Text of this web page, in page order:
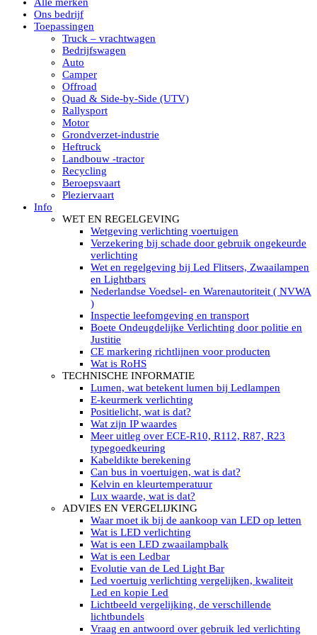
LED WERKLAMPEN
Model werklamp
Led werklamp vierkant
Led werklamp ovaal
Led werklamp kleur wit
Combinatie LED werklampen
Led achteruitrijverlichting
Led onderbouw achteruitrijlamp
Led werklamp industrieel
Led veiligheidsverlichting
Led werklamp tractor
Led werklamp ADR
Led werklamp drukwaterdicht IP69K
Led werklampen assortiment Tralert
Led breedstralers Lazer
Led werklampen in Subcategorieën
LED WERKVERLICHTING
LED’s work werklamp met accu
LED’s work werklamp portable 220V
LED’s work werklamp Hybride
Led lichtslang 220 Volt
LED’s work werklamp met statief 220V
LED’s light PRO schijnwerpers 220V
LED High Bay verlichting 220V
Subcategorieën Led werkverlichting
LED SIGNALISATIE
Led Flitsers
Werkverlichting met Led flitsers
Led zwaailampbalk
Led Multi zwaailampbalk
Led flitsbalk compact
Traffic Advisors
Led zwaailicht
Accessoires signalering
Led signalisatie in Subcategorieën
LED KOPLAMPEN GEKEURD
Led koplampen inbouw
Led koplampen opbouw
Led koplampen tractoren
Subcategorieën Led koplampen
LED ZOEKLICHT
Electrische Led zoeklamp Allremote
Electrisch Led zoeklicht Golight
Marinco Roestvrijstaal Led zoeklicht
Elektrisch Led zoeklicht diverse
Led zoeklamp accessoires ALLremote
Led zoeklicht 230V
Subcategorieën Led zoeklichten
Ons bedrijf
Toepassingen
Truck – vrachtwagen
Bedrijfswagen
Auto
Camper
Offroad
Quad & Side-by-Side (UTV)
Rallysport
Motor
Grondverzet-industrie
Heftruck
Landbouw -tractor
Recycling
Beroepsvaart
Pleziervaart
Info
WET EN REGELGEVING
Wetgeving verlichting voertuigen
Verzekering bij schade door gebruik ongekeurde
verlichting
Wet en regelgeving bij Led Flitsers, Zwaailampen
en Lightbars
Nederlandse Voedsel- en Warenautoriteit ( NVWA
)
Inspectie leefomgeving en transport
Boete Ondeugdelijke Verlichting door politie en
Justitie
CE markering richtlijnen voor producten
Wat is RoHS
TECHNISCHE INFORMATIE
Lumen, wat betekent lumen bij Ledlampen
E-keurmerk verlichting
Positielicht, wat is dat?
Wat zijn IP waardes
Meer uitleg over ECE-R10, R112, R87, R23
typegoedkeuring
Kabeldikte berekening
Can bus in voertuigen, wat is dat?
Kelvin en kleurtemperatuur
Lux waarde, wat is dat?
ADVIES EN VERGELIJKING
Waar moet ik bij de aankoop van LED op letten
Wat is LED verlichting
Wat is een LED zwaailampbalk
Wat is een Ledbar
Evolutie van de Led Light Bar
Led voertuig verlichting vergelijken, kwaliteit
Led en kopie Led
Lichtbeeld vergelijking, de verschillende
lichtbundels
Vraag en antwoord over gebruik led verlichting